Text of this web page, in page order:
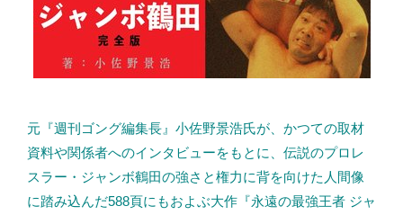
元『週刊ゴング編集長』小佐野景浩氏が、かつての取材
資料や関係者へのインタビューをもとに、伝説のプロレ
スラー・ジャンボ鶴田の強さと権力に背を向けた人間像
に踏み込んだ588頁にもおよぶ大作『永遠の最強王者 ジャ